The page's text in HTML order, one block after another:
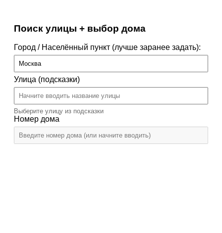
Поиск улицы + выбор дома
Город / Населённый пункт (лучше заранее задать):
Улица (подсказки)
Выберите улицу из подсказки
Номер дома